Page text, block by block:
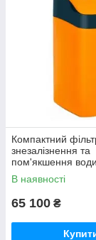
Компактний
знезалізнення та
пом'якшення
Silk Ecomix
В наявності
65 100 ₴